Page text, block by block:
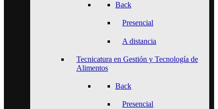
Back
Presencial
A distancia
Tecnicatura en Gestión y Tecnología de
Alimentos
Back
Presencial